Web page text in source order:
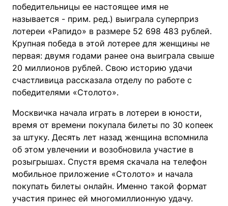
победительницы ее настоящее имя не
называется - прим. ред.) выиграла суперприз
лотереи «Рапидо» в размере 52 698 483 рублей.
Крупная победа в этой лотерее для женщины не
первая: двумя годами ранее она выиграла свыше
20 миллионов рублей. Свою историю удачи
счастливица рассказала отделу по работе с
победителями «Столото».
Москвичка начала играть в лотереи в юности,
время от времени покупала билеты по 30 копеек
за штуку. Десять лет назад женщина вспомнила
об этом увлечении и возобновила участие в
розыгрышах. Спустя время скачала на телефон
мобильное приложение «Столото» и начала
покупать билеты онлайн. Именно такой формат
участия принес ей многомиллионную удачу.